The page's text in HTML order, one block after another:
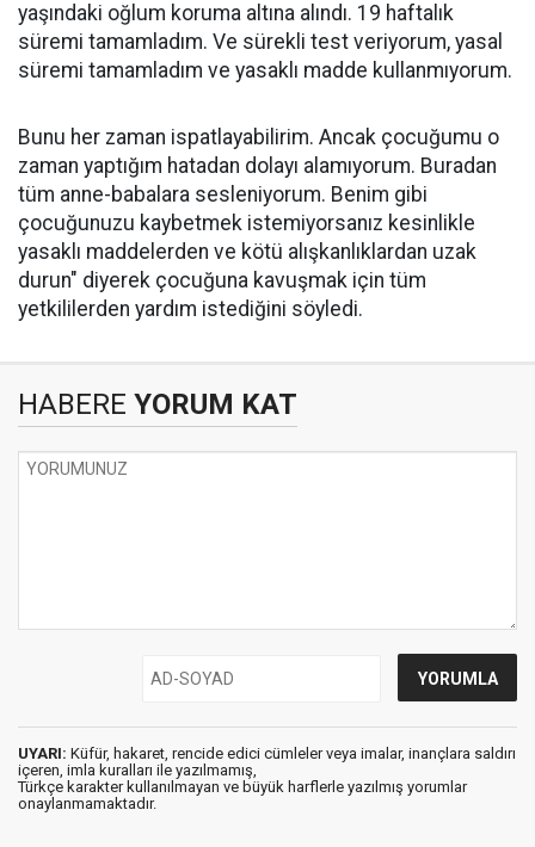
yaşındaki oğlum koruma altına alındı. 19 haftalık
süremi tamamladım. Ve sürekli test veriyorum, yasal
süremi tamamladım ve yasaklı madde kullanmıyorum.
Bunu her zaman ispatlayabilirim. Ancak çocuğumu o
zaman yaptığım hatadan dolayı alamıyorum. Buradan
tüm anne-babalara sesleniyorum. Benim gibi
çocuğunuzu kaybetmek istemiyorsanız kesinlikle
yasaklı maddelerden ve kötü alışkanlıklardan uzak
durun" diyerek çocuğuna kavuşmak için tüm
yetkililerden yardım istediğini söyledi.
HABERE YORUM KAT
UYARI: Küfür, hakaret, rencide edici cümleler veya imalar, inançlara saldırı
içeren, imla kuralları ile yazılmamış,
Türkçe karakter kullanılmayan ve büyük harflerle yazılmış yorumlar
onaylanmamaktadır.